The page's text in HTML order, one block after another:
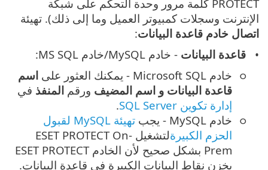
PROTECT كلمة مرور وحدة التحكم على شبكة
الإنترنت وسجلات كمبيوتر العميل وما إلى ذلك). تهيئة
اتصال خادم قاعدة البيانات:
قاعدة البيانات - خادم MySQL/خادم MS SQL:
خادم Microsoft SQL - يمكنك العثور على
اسم
قاعدة البيانات و اسم المضيف ورقم المنفذ في
إدارة تكوين SQL Server
.
خادم MySQL - يجب
تهيئة MySQL لقبول
الحزم الكبيرة
لتشغيل ESET PROTECT On-
Prem بشكل صحيح لأن الخادم ESET PROTECT
يخزن نقاط البيانات الكبيرة في قاعدة البيانات.